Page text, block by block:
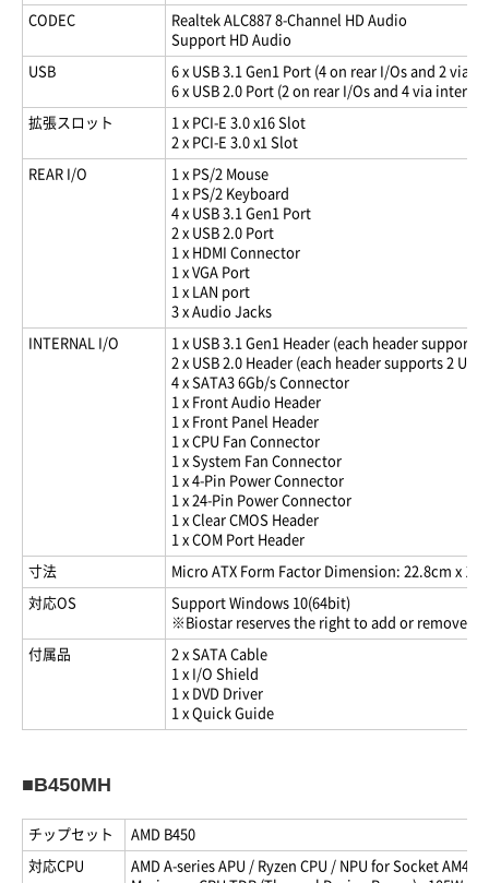
CODEC
Realtek ALC887 8-Channel HD Audio
Support HD Audio
USB
6 x USB 3.1 Gen1 Port (4 on rear I/Os and 2 via
6 x USB 2.0 Port (2 on rear I/Os and 4 via
拡張スロット
1 x PCI-E 3.0 x16 Slot
2 x PCI-E 3.0 x1 Slot
REAR I/O
1 x PS/2 Mouse
1 x PS/2 Keyboard
4 x USB 3.1 Gen1 Port
2 x USB 2.0 Port
1 x HDMI Connector
1 x VGA Port
1 x LAN port
3 x Audio Jacks
INTERNAL I/O
1 x USB 3.1 Gen1 Header (each header supports
2 x USB 2.0 Header (each header supports 2
4 x SATA3 6Gb/s Connector
1 x Front Audio Header
1 x Front Panel Header
1 x CPU Fan Connector
1 x System Fan Connector
1 x 4-Pin Power Connector
1 x 24-Pin Power Connector
1 x Clear CMOS Header
1 x COM Port Header
寸法 Micro ATX Form Factor Dimension: 22.8cm x
対応OS
Support Windows 10(64bit)
※Biostar reserves the right to add or remove
付属品
2 x SATA Cable
1 x I/O Shield
1 x DVD Driver
1 x Quick Guide
■B450MH
チップセット AMD B450
対応CPU
AMD A-series APU / Ryzen CPU / NPU for Socket AM4